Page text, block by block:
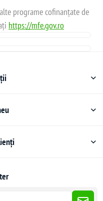
programe cofinanțate de
https://mfe.gov.ro